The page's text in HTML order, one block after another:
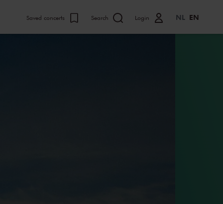
Saved concerts Search Login NL EN